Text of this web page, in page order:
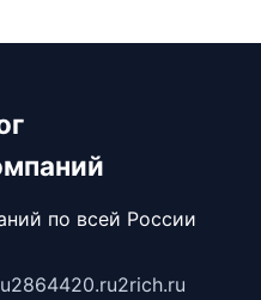
по всей России
2864420.ru2rich.ru